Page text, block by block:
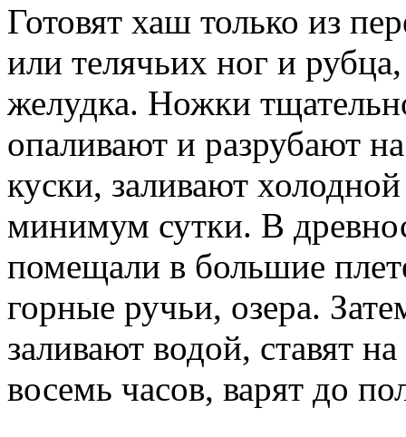
Готовят хаш только из
или телячьих ног и
желудка. Ножки
опаливают и разрубают
куски, заливают
минимум сутки. В
помещали в большие
горные ручьи, озера.
заливают водой, ставят
восемь часов, варят до